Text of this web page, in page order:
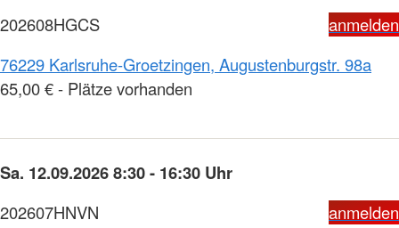
202608HGCS
anmelden
76229 Karlsruhe-Groetzingen, Augustenburgstr. 98a
65,00 € - Plätze vorhanden
Sa. 12.09.2026 8:30 - 16:30 Uhr
202607HNVN
anmelden